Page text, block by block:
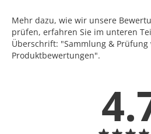
Mehr dazu, wie wir unsere
prüfen, erfahren Sie im unteren
Überschrift: "Sammlung & Prüfung
Produktbewertungen".